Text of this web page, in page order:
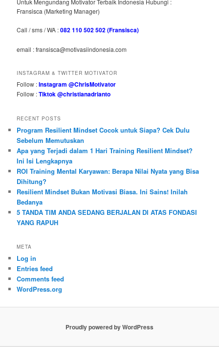
Fransisca (Marketing Manager)
Call / sms / WA :082 110 502 502 (Fransisca)
email : fransisca@motivasiindonesia.com
INSTAGRAM & TWITTER MOTIVATOR
Follow :Instagram @ChrisMotivator
Follow :Tiktok @christianadrianto
RECENT POSTS
Program Resilient Mindset Cocok untuk Siapa? Cek Dulu
Sebelum Memutuskan
Apa yang Terjadi dalam 1 Hari Training Resilient Mindset?
Ini Isi Lengkapnya
ROI Training Mental Karyawan: Berapa Nilai Nyata yang Bisa
Dihitung?
Resilient Mindset Bukan Motivasi Biasa. Ini Sains! Inilah
Bedanya
5 TANDA TIM ANDA SEDANG BERJALAN DI ATAS FONDASI
YANG RAPUH
META
Log in
Entries feed
Comments feed
WordPress.org
Proudly powered by WordPress